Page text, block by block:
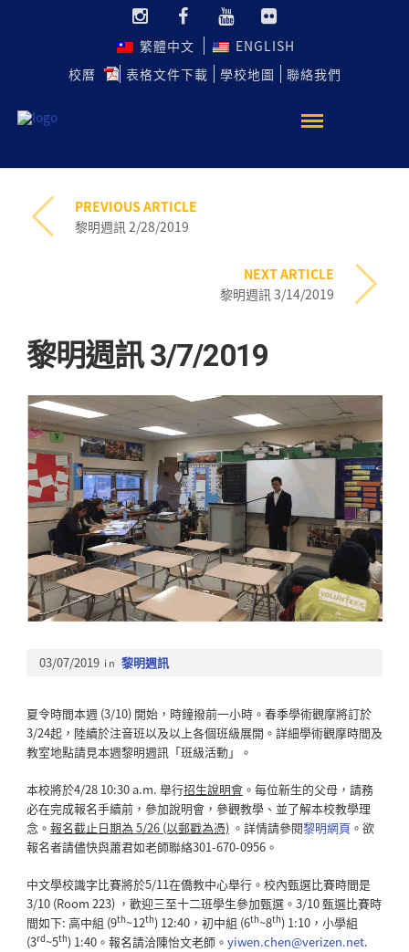
繁體中文
ENGLISH
校曆
表格文件下載 學校地圖 聯絡我們
PREVIOUS ARTICLE
黎明週訊 2/28/2019
NEXT ARTICLE
黎明週訊 3/14/2019
黎明週訊 3/7/2019
03/07/2019 in 黎明週訊
夏令時間本週 (3/10) 開始，時鐘撥前一小時。春季學術觀摩將訂於
3/24起，陸續於注音班以及以上各個班級展開。詳細學術觀摩時間及
教室地點請見本週黎明週訊「班級活動」。
本校將於4/28 10:30 a.m. 舉行招生說明會。每位新生的父母，請務
必在完成報名手續前，參加說明會，參觀教學、並了解本校教學理
念。 報名截止日期為 5/26 (以郵戳為憑)。詳情請參閱黎明網頁 。欲
報名者請儘快與蕭君如老師聯絡301-670-0956。
中文學校識字比賽將於5/11在僑教中心舉行。校內甄選比賽時間是
3/10 (Room 223) ，歡迎三至十二班學生參加甄選。3/10 甄選比賽時
間如下: 高中組 (9th~12th) 12:40，初中組 (6th~8th) 1:10，小學組
(3rd~5th) 1:40。報名請洽陳怡文老師。 yiwen.chen@verizen.net.